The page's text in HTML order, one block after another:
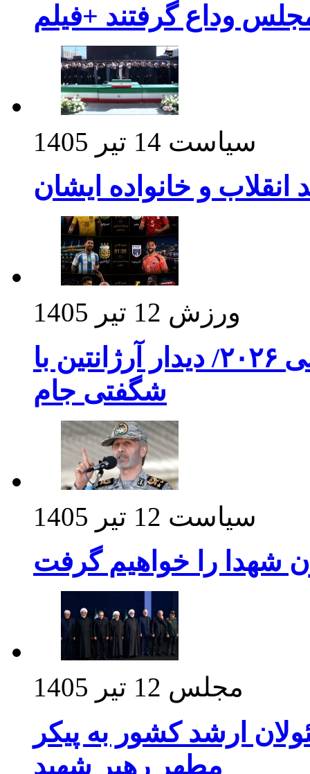
وداع گرفتند +فیلم
سیاست 14 تیر 1405
انقلاب و خانواده ایشان
ورزش 12 تیر 1405
برنامه بازی های امشب جام جهانی ۲۰۲۶/ دیدار آرژانتین با
شگفتی جام
سیاست 12 تیر 1405
شهدا را خواهیم گرفت
مجلس 12 تیر 1405
ارشد کشور به پیکر
مطهر رهبر شهید